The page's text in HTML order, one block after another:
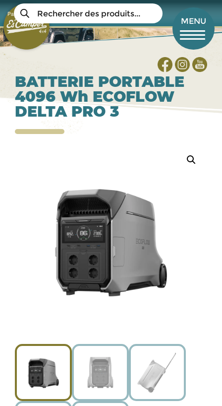
Aller
au
contenu
principal
Panier Mon compte
Recherche
de
produits
MENU
BATTERIE PORTABLE
4096 Wh ECOFLOW
DELTA PRO 3